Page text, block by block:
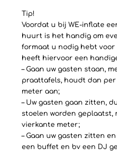
Tip!
Voordat u bij WE-inflate
huurt is het handig om
formaat u nodig hebt voor
heeft hiervoor een
– Gaan uw gasten staan,
praattafels, houdt dan per
meter aan;
– Uw gasten gaan zitten,
stoelen worden geplaatst,
vierkante meter;
– Gaan uw gasten zitten
een buffet en bv een DJ